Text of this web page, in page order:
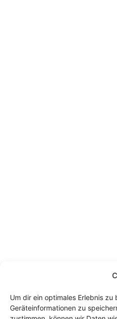
Um dir ein optimales Erlebnis
Geräteinformationen zu